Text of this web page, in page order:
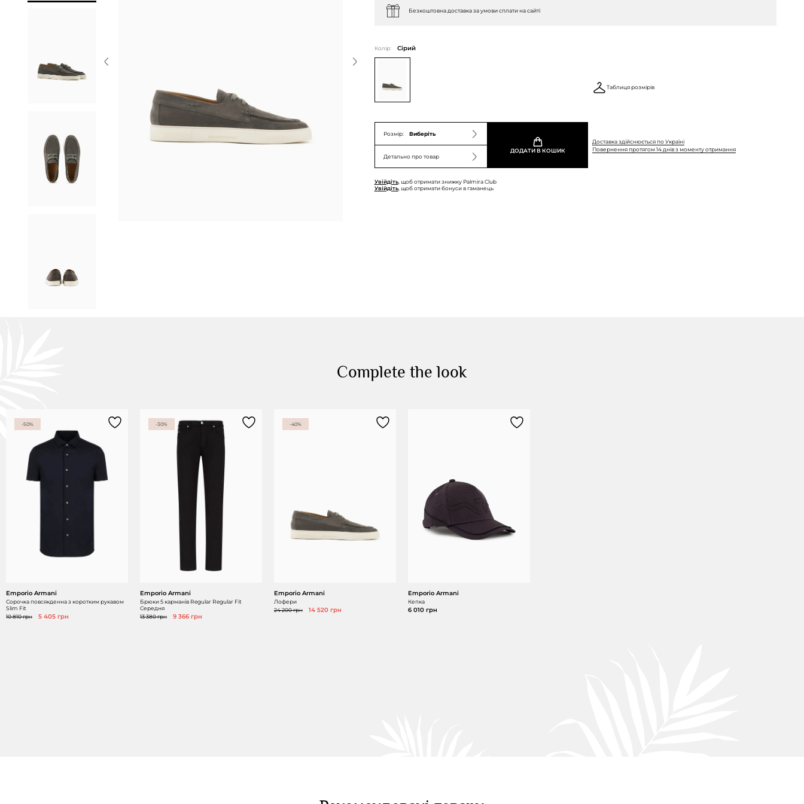
Безкоштовна доставка за умови сплати на сайті
Колір: Сірий
Таблиця розмірів
Розмір: Виберіть
Детально про товар
ДОДАТИ В КОШИК
Доставка здійснюється по Україні
Повернення протягом 14 днів з моменту отримання
Увійдіть, щоб отримати знижку Palmira Club
Увійдіть, щоб отримати бонуси в гаманець
Complete the look
-50%
Emporio Armani
Сорочка повсякденна з коротким рукавом
Slim Fit
10 810 грн
5 405 грн
-30%
Emporio Armani
Брюки 5 карманів Regular Regular Fit
Середня
13 380 грн
9 366 грн
-40%
Emporio Armani
Лофери
24 200 грн
14 520 грн
Emporio Armani
Кепка
6 010 грн